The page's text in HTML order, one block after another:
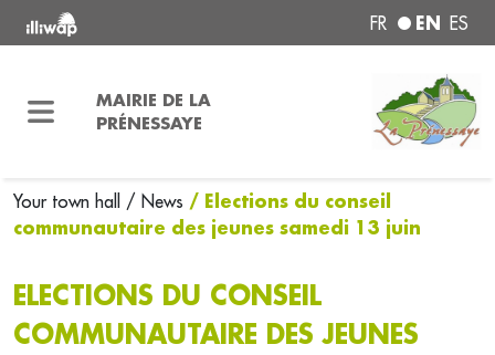
FR EN ES
MAIRIE DE LA
PRÉNESSAYE
Your town hall / News / Elections du conseil
communautaire des jeunes samedi 13 juin
ELECTIONS DU CONSEIL
COMMUNAUTAIRE DES JEUNES